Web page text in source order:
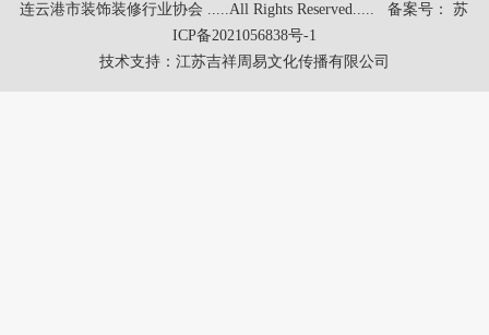
连云港市装饰装修行业协会 .....All Rights Reserved.....备案号： 苏
ICP备2021056838号-1
技术支持： 江苏吉祥周易文化传播有限公司